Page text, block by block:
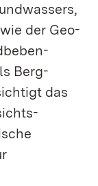
der Geo­
Berg­
das